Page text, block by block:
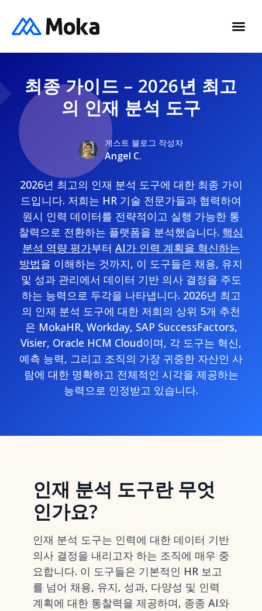
최종 가이드 – 2026년 최고
의 인재 분석 도구
게스트 블로그 작성자
Angel C.
2026년 최고의 인재 분석 도구에 대한 최종 가이
드입니다. 저희는 HR 기술 전문가들과 협력하여
원시 인력 데이터를 전략적이고 실행 가능한 통
찰력으로 전환하는 플랫폼을 분석했습니다. 핵심
분석 역량 평가부터 AI가 인력 계획을 혁신하는
방법을 이해하는 것까지, 이 도구들은 채용, 유지
및 성과 관리에서 데이터 기반 의사 결정을 주도
하는 능력으로 두각을 나타냅니다. 2026년 최고
의 인재 분석 도구에 대한 저희의 상위 5개 추천
은 MokaHR, Workday, SAP SuccessFactors,
Visier, Oracle HCM Cloud이며, 각 도구는 혁신,
예측 능력, 그리고 조직의 가장 귀중한 자산인 사
람에 대한 명확하고 전체적인 시각을 제공하는
능력으로 인정받고 있습니다.
인재 분석 도구란 무엇
인가요?
인재 분석 도구는 인력에 대한 데이터 기반
의사 결정을 내리고자 하는 조직에 매우 중
요합니다. 이 도구들은 기본적인 HR 보고
를 넘어 채용, 유지, 성과, 다양성 및 인력
계획에 대한 통찰력을 제공하며, 종종 AI와